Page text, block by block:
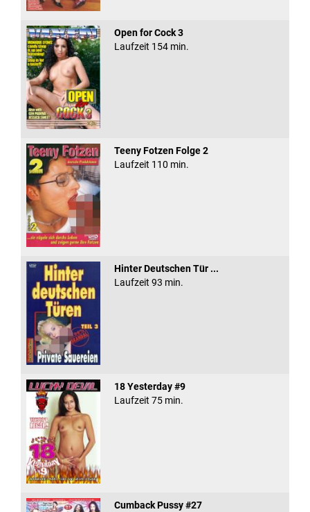
Open for Cock 3
Laufzeit 154 min.
Teeny Fotzen Folge 2
Laufzeit 110 min.
Hinter Deutschen Tür ...
Laufzeit 93 min.
18 Yesterday #9
Laufzeit 75 min.
Cumback Pussy #27